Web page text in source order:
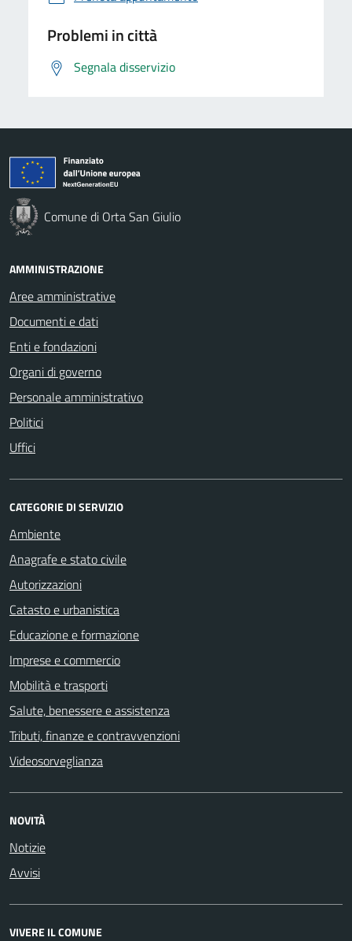
Problemi in città
Segnala disservizio
Comune di Orta San Giulio
AMMINISTRAZIONE
Aree amministrative
Documenti e dati
Enti e fondazioni
Organi di governo
Personale amministrativo
Politici
Uffici
CATEGORIE DI SERVIZIO
Ambiente
Anagrafe e stato civile
Autorizzazioni
Catasto e urbanistica
Educazione e formazione
Imprese e commercio
Mobilità e trasporti
Salute, benessere e assistenza
Tributi, finanze e contravvenzioni
Videosorveglianza
NOVITÀ
Notizie
Avvisi
VIVERE IL COMUNE